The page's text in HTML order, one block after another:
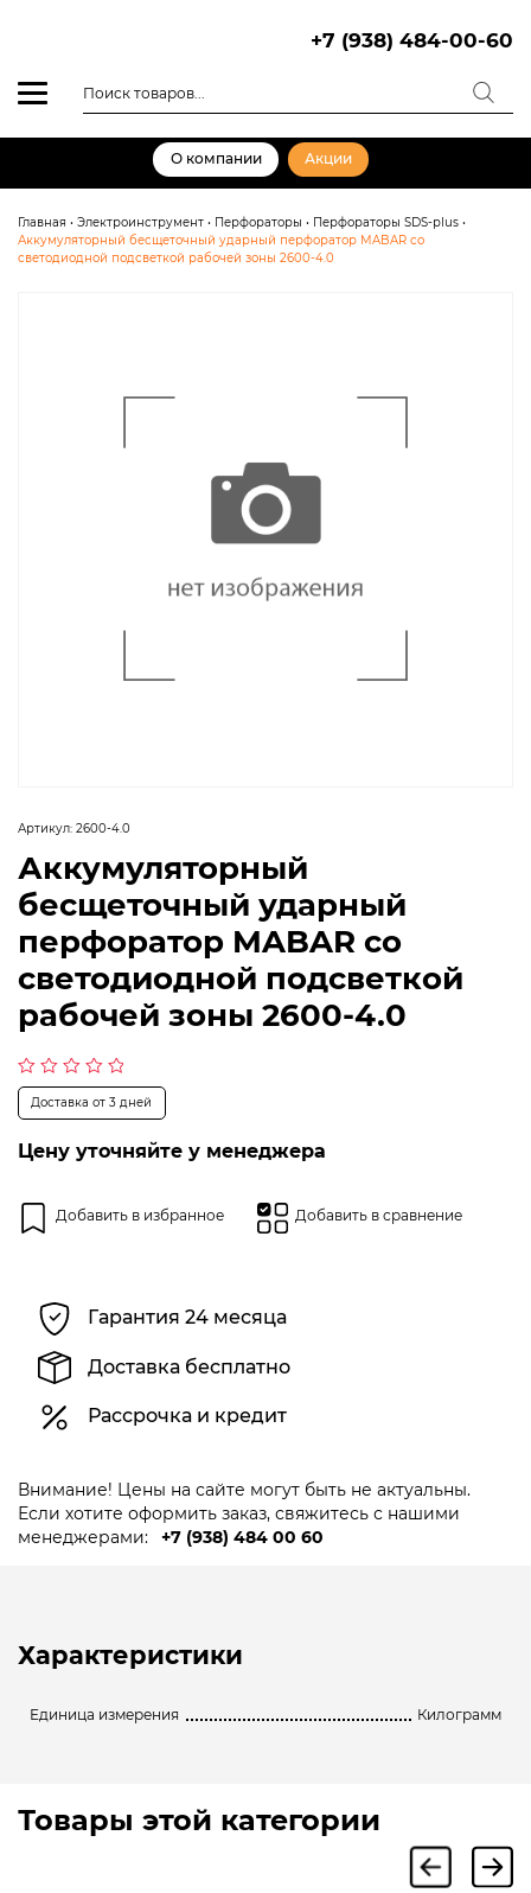
+7 (938) 484-00-60
товаров
О компании Акции
Главная • Электроинструмент • Перфораторы • Перфораторы SDS-plus •
Аккумуляторный бесщеточный ударный перфоратор MABAR со
светодиодной подсветкой рабочей зоны 2600-4.0
Артикул: 2600-4.0
Аккумуляторный
бесщеточный ударный
перфоратор MABAR со
светодиодной подсветкой
рабочей зоны 2600-4.0
Оценка
из
Доставка от 3 дней
Цену уточняйте у менеджера
Добавить в избранное Добавить в сравнение
Гарантия 24 месяца
Доставка бесплатно
Рассрочка и кредит
Внимание! Цены на сайте могут быть не актуальны.
Если хотите оформить заказ, свяжитесь с нашими
менеджерами:
+7 (938) 484 00 60
Характеристики
Единица измерения Килограмм
Товары этой категории